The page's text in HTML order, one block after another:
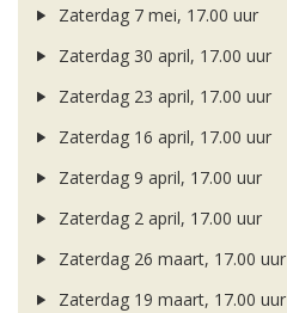
Zaterdag 7 mei, 17.00 uur
Zaterdag 30 april, 17.00 uur
Zaterdag 23 april, 17.00 uur
Zaterdag 16 april, 17.00 uur
Zaterdag 9 april, 17.00 uur
Zaterdag 2 april, 17.00 uur
Zaterdag 26 maart, 17.00 uur
Zaterdag 19 maart, 17.00 uur